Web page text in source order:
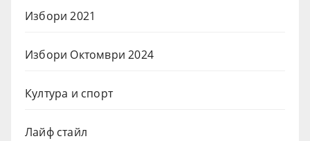
Избори 2021
Избори Октомври 2024
Култура и спорт
Лайф стайл